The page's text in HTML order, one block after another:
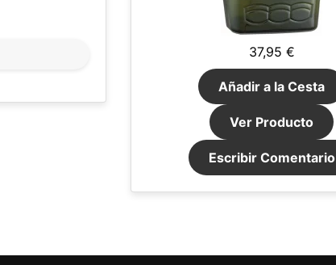
37,95 €
Añadir a la Cesta
Ver Producto
Escribir Comentario